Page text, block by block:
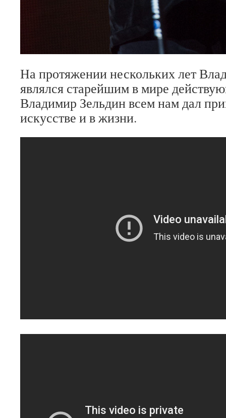
На протяжении нескольких лет
являлся старейшим в мире
Владимир Зельдин всем нам дал
искусстве и в жизни.